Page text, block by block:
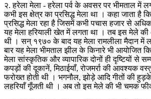
२. हरेला मेला - हरेला पर्व के अवसर पर भीमताल में
कभी इस क्षेत्र का प्रसिद्ध मेला था । कहा जाता है
प्रसिद्ध मेला रहा है जिसमें कभी पचास हजार से
यह मेला हरियाली खेत में लगता था । तब इस मेले की
थी । सन् १९७० के बाद यह मेला रामलीला मैदान
बार यह मेला भीमताल झील के किनारे भी आयोजित
मेला सांस्कृतिक और व्यापारिक दोनों ही दृष्टियों से
कपड़ों की दूकानें, मिठाईयाँ, रोजमर्रा की आवश्यक
फरोख्त होती थी । भगनौल, झोड़े आदि गीतों की
लहरियाँ गूँजती थी । अब तो इस मेले की भी चमक